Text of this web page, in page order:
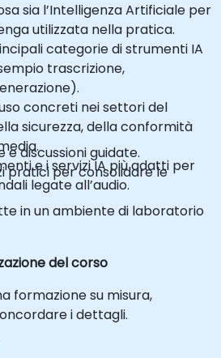
sia l’Intelligenza Artificiale per
utilizzata nella pratica.
categorie di strumenti IA
trascrizione,
concreti nei settori del
sicurezza, della conformità
e i servizi IA più adatti per
legate all’audio.
e discussioni guidate.
pratici per consolidare le
in un ambiente di laboratorio
del corso
formazione su misura,
i dettagli.